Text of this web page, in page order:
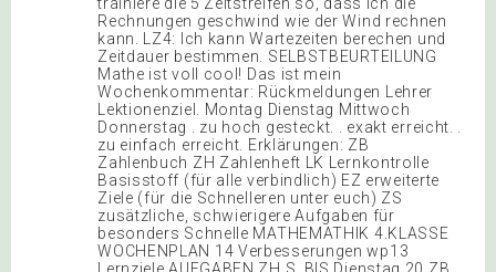
Rechnungen geschwind wie der Wind rechnen
kann. LZ4: Ich kann Wartezeiten berechen und
Zeitdauer bestimmen. SELBSTBEURTEILUNG
Mathe ist voll cool! Das ist mein
Wochenkommentar: Rückmeldungen Lehrer
Lektionenziel. Montag Dienstag Mittwoch
Donnerstag . zu hoch gesteckt. . exakt erreicht. .
zu einfach erreicht. Erklärungen: ZB
Zahlenbuch ZH Zahlenheft LK Lernkontrolle
Basisstoff (für alle verbindlich) EZ erweiterte
Ziele (für die Schnelleren unter euch) ZS
zusätzliche, schwierigere Aufgaben für
besonders Schnelle MATHEMATHIK 4.KLASSE
WOCHENPLAN 14 Verbesserungen wp13
Lernziele AUFGABEN ZH S. BIS Dienstag 20 ZB